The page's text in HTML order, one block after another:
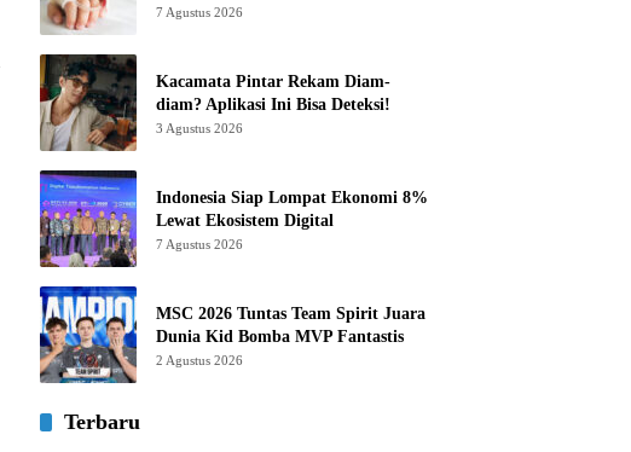
Murka
7 Agustus 2026
Kacamata Pintar Rekam Diam-
diam? Aplikasi Ini Bisa Deteksi!
3 Agustus 2026
Indonesia Siap Lompat Ekonomi 8%
Lewat Ekosistem Digital
7 Agustus 2026
MSC 2026 Tuntas Team Spirit Juara
Dunia Kid Bomba MVP Fantastis
2 Agustus 2026
Terbaru